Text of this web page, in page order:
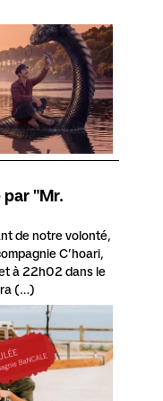
par "Mr.
de notre volonté,
C’hoari,
à 22h02 dans le
(…)